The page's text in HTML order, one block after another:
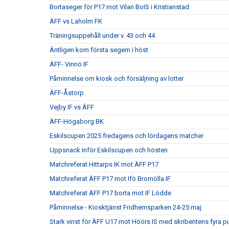
Bortaseger för P17 mot Vilan BoIS i Kristianstad
ÄFF vs Laholm FK
Träningsuppehåll under v. 43 och 44
Äntligen kom första segern i höst
ÄFF- Vinnö IF
Påminnelse om kiosk och försäljning av lotter
ÄFF-Åstorp
Vejby IF vs ÄFF
ÄFF-Högaborg BK
Eskilscupen 2025 fredagens och lördagens matcher
Uppsnack inför Eskilscupen och hösten
Matchreferat Hittarps IK mot ÄFF P17
Matchreferat ÄFF P17 mot Ifö Bromölla IF
Matchreferat ÄFF P17 borta mot IF Lödde
Påminnelse - Kiosktjänst Fridhemsparken 24-25 maj
Stark vinst för ÄFF U17 mot Höörs IS med skribentens fyra